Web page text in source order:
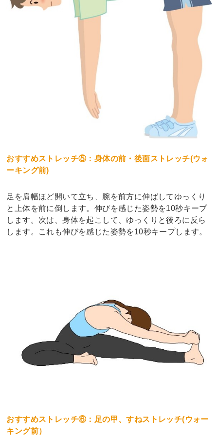
おすすめストレッチ⑤：身体の前・後面ストレッチ(ウォ
ーキング前)
足を肩幅ほど開いて立ち、腕を前方に伸ばしてゆっくり
と上体を前に倒します。伸びを感じた姿勢を10秒キープ
します。次は、身体を起こして、ゆっくりと後ろに反ら
します。これも伸びを感じた姿勢を10秒キープします。
おすすめストレッチ⑥：足の甲、すねストレッチ(ウォー
キング前）